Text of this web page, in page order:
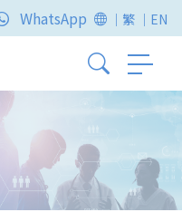
WhatsApp ｜繁 ｜EN